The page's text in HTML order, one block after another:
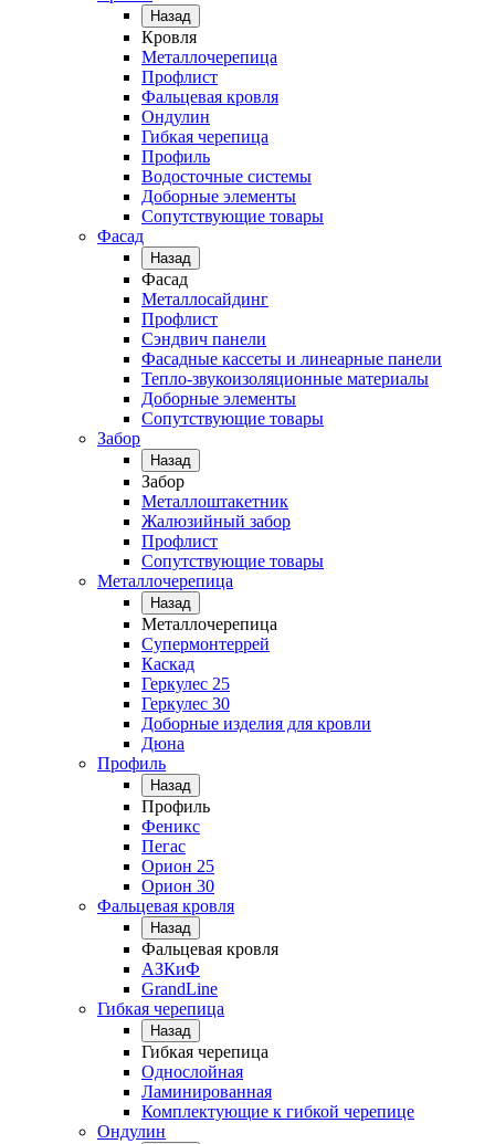
Назад
Кровля
Металлочерепица
Профлист
Фальцевая кровля
Ондулин
Гибкая черепица
Профиль
Водосточные системы
Доборные элементы
Сопутствующие товары
Фасад
Назад
Фасад
Металлосайдинг
Профлист
Сэндвич панели
Фасадные кассеты и линеарные панели
Тепло-звукоизоляционные материалы
Доборные элементы
Сопутствующие товары
Забор
Назад
Забор
Металлоштакетник
Жалюзийный забор
Профлист
Сопутствующие товары
Металлочерепица
Назад
Металлочерепица
Супермонтеррей
Каскад
Геркулес 25
Геркулес 30
Доборные изделия для кровли
Дюна
Профиль
Назад
Профиль
Феникс
Пегас
Орион 25
Орион 30
Фальцевая кровля
Назад
Фальцевая кровля
АЗКиФ
GrandLine
Гибкая черепица
Назад
Гибкая черепица
Однослойная
Ламинированная
Комплектующие к гибкой черепице
Ондулин